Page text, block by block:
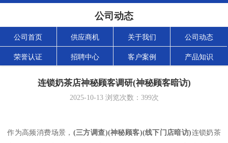
公司动态
公司首页 供应商机 关于我们 公司动态
荣誉认证 招聘中心 客户案例 产品知识
连锁奶茶店神秘顾客调研(神秘顾客暗访)
2025-10-13浏览次数： 399次
作为高频消费场景， (三方调查)(神秘顾客)(线下门店暗访)连锁奶茶